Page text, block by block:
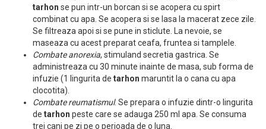
tarhon se pun intr-un borcan si se acopera cu spirt
combinat cu apa. Se acopera si se lasa la macerat zece zile.
Se filtreaza apoi si se pune in sticlute. La nevoie, se
maseaza cu acest preparat ceafa, fruntea si tamplele.
Combate anorexia, stimuland secretia gastrica. Se
administreaza cu 30 minute inainte de masa, sub forma de
infuzie (1 lingurita de tarhon maruntit la o cana cu apa
clocotita).
Combate reumatismul. Se prepara o infuzie dintr-o lingurita
de tarhon peste care se adauga 250 ml apa. Se consuma
trei cani pe zi pe o perioada de o luna.